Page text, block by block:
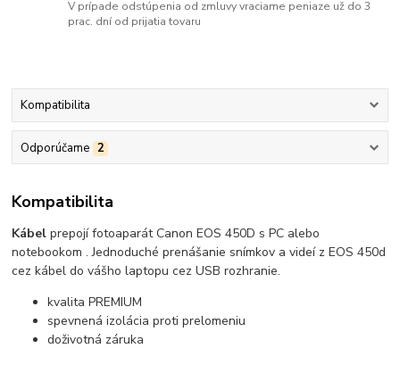
V prípade odstúpenia od zmluvy vraciame peniaze už do 3
prac. dní od prijatia tovaru
Kompatibilita
Odporúčame 2
Kompatibilita
Kábelprepojí fotoaparát Canon EOS 450D s PC alebo
notebookom . Jednoduché prenášanie snímkov a videí z EOS 450d
cez kábel do vášho laptopu cez USB rozhranie.
kvalita PREMIUM
spevnená izolácia proti prelomeniu
doživotná záruka